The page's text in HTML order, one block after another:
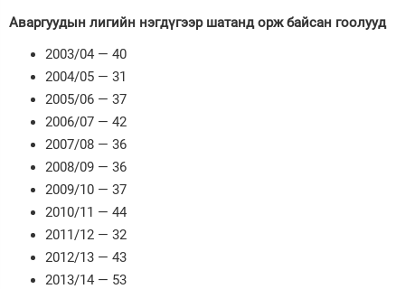
Аваргуудын лигийн нэгдүгээр шатанд орж байсан гоолууд
2003/04 — 40
2004/05 — 31
2005/06 — 37
2006/07 — 42
2007/08 — 36
2008/09 — 36
2009/10 — 37
2010/11 — 44
2011/12 — 32
2012/13 — 43
2013/14 — 53